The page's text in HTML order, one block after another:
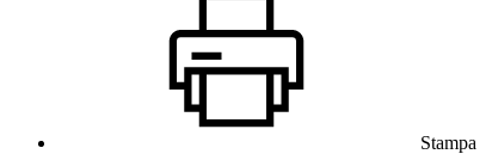
Stampa